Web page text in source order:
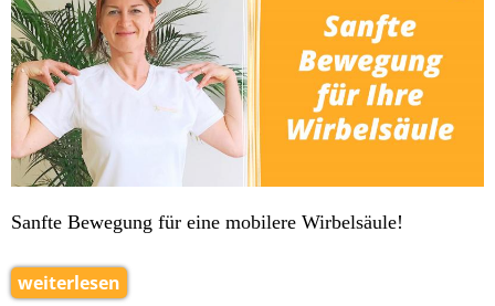
Sanfte Bewegung für eine mobilere Wirbelsäule!
weiterlesen